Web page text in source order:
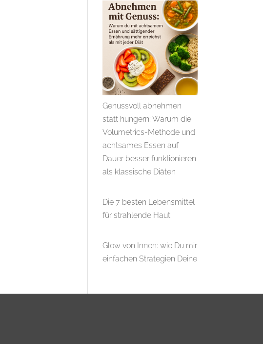
Genussvoll abnehmen
statt hungern: Warum die
Volumetrics-Methode und
achtsames Essen auf
Dauer besser funktionieren
als klassische Diäten
Die 7 besten Lebensmittel
für strahlende Haut
Glow von Innen: wie Du mir
einfachen Strategien Deine